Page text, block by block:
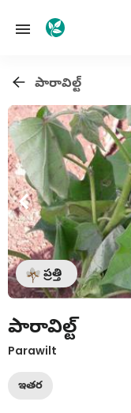
పారావిల్ట్
ప్రత్తి
పారావిల్ట్
Parawilt
ఇతర